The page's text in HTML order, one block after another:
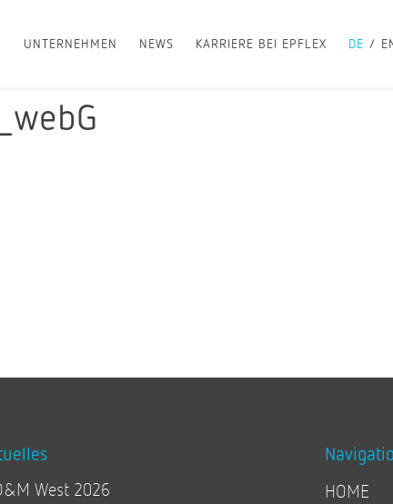
UNTERNEHMEN NEWS KARRIERE BEI EPFLEX DE
West 2026
HOME